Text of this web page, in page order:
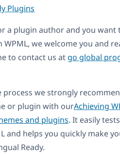
Plugins
a plugin author and you want
we welcome you and
to contact us at go global
we strongly
or plugin with ourAchieving
and plugins. It easily tests
and helps you quickly make
Ready.